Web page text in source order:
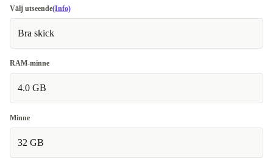
Välj utseende(Info)
Bra skick
RAM-minne
4.0 GB
Minne
32 GB